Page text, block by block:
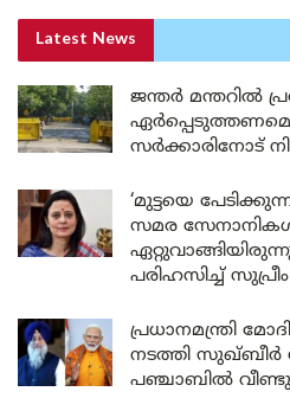
Latest News
ജന്തർ മന്തറിൽ
സർക്കാരിനോട്
‘മുട്ടയെ
സമര
പരിഹസിച്ച്
പ്രധാനമന്ത്രി
നടത്തി സുഖ്ബീർ
പഞ്ചാബിൽ